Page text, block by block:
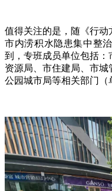
值得关注的是，随《行
市内涝积水隐患集中整
到，专班成员单位包括
资源局、市住建局、市
公园城市局等相关部门（